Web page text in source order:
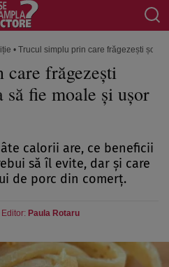
• Trucul simplu prin care frăgezești
frăgezești
fie moale și ușor
calorii are, ce beneficii
să îl evite, dar și care
de porc din comerț.
Paula Rotaru